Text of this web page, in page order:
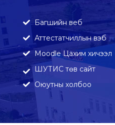
Багшийн веб
Аттестатчиллын вэб
Moodle Цахим хичээл
ШУТИС төв сайт
Оюутны холбоо